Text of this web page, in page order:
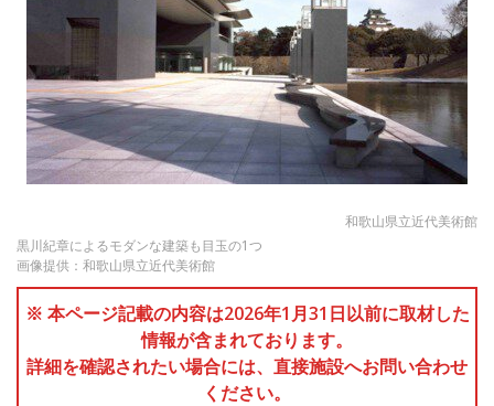
和歌山県立近代美術館
黒川紀章によるモダンな建築も目玉の1つ
画像提供：和歌山県立近代美術館
※ 本ページ記載の内容は2026年1月31日以前に取材した
情報が含まれております。
詳細を確認されたい場合には、直接施設へお問い合わせ
ください。